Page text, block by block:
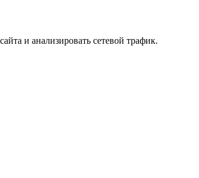
и анализировать сетевой трафик.